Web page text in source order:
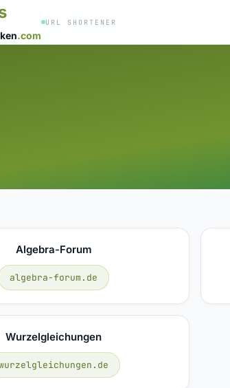
.com
URL SHORTENER
Algebra-Forum
algebra-forum.de
Wurzelgleichungen